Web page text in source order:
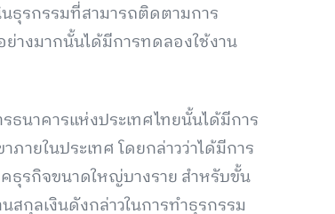
นธุรกรรมที่สามารถติดตามการ
างมากนั้นได้มีการทดลองใช้งาน
ธนาคารแห่งประเทศไทยนั้นได้มีการ
ภายในประเทศ โดยกล่าวว่าได้มีการ
ธุรกิจขนาดใหญ่บางราย สำหรับขั้น
กุลเงินดังกล่าวในการทำธุรกรรม